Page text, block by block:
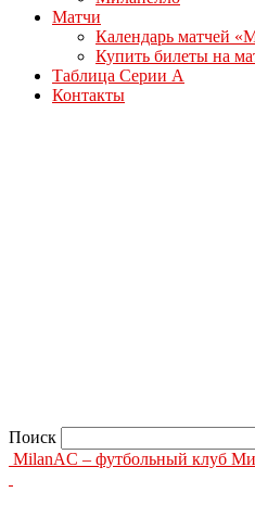
Матчи
Календарь матчей
Купить билеты на
Таблица Серии А
Контакты
Поиск
MilanAC – футбольный клуб